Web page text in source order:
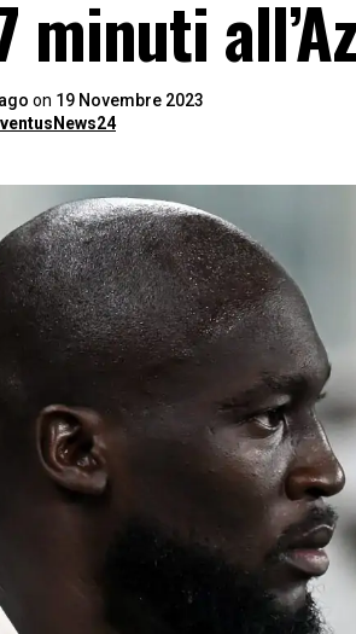
minuti
on 19 Novembre 2023